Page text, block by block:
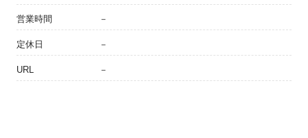
営業時間 －
定休日 －
URL －